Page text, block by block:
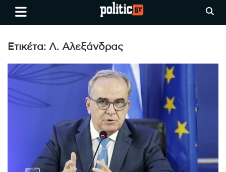
Skip
Ειδήσεις απο τη
Θεσσαλονίκη, την Ελλάδα και
όλο τον Κόσμο
politic.gr
Ετικέτα: Λ. Αλεξάνδρας